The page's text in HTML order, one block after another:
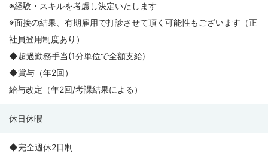
※経験・スキルを考慮し決定いたします
※面接の結果、有期雇用で打診させて頂く可能性もございます（正
社員登用制度あり）
◆超過勤務手当(1分単位で全額支給)
◆賞与（年2回）
給与改定（年2回/考課結果による）
休日休暇
◆完全週休2日制